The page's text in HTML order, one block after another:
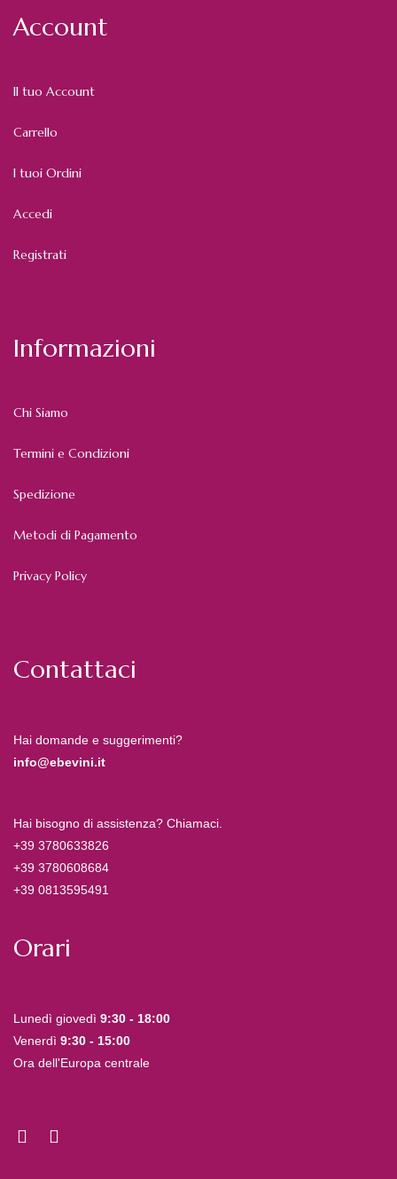
Account
Il tuo Account
Carrello
I tuoi Ordini
Accedi
Registrati
Informazioni
Chi Siamo
Termini e Condizioni
Spedizione
Metodi di Pagamento
Privacy Policy
Contattaci
Hai domande e suggerimenti?
info@ebevini.it
Hai bisogno di assistenza? Chiamaci.
+39 3780633826
+39 3780608684
+39 0813595491
Orari
Lunedì giovedì 9:30 - 18:00
Venerdì 9:30 - 15:00
Ora dell'Europa centrale